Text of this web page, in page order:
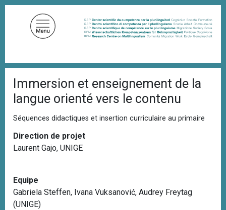
i
d
A
i
a
n
Immersion et enseignement de la
langue orienté vers le contenu
Séquences didactiques et insertion curriculaire au primaire
Direction de projet
Laurent Gajo, UNIGE
Equipe
Gabriela Steffen, Ivana Vuksanović, Audrey Freytag
(UNIGE)